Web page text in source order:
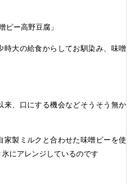
ピー高野豆腐」
時大の給食からしてお馴染み、味噌
来、口にする機会などそうそう無か
家製ミルクと合わせた味噌ピーを使
にアレンジしているのです